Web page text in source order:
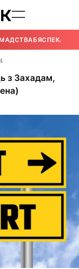
БЯСПЕКА
з Захадам,